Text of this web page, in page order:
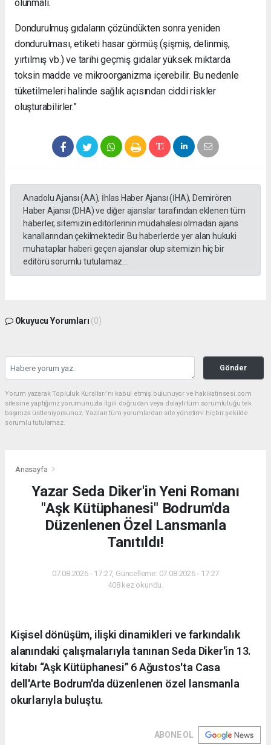
olunmalı.
Dondurulmuş gıdaların çözündükten sonra yeniden
dondurulması, etiketi hasar görmüş (şişmiş, delinmiş,
yırtılmış vb.) ve tarihi geçmiş gıdalar yüksek miktarda
toksin madde ve mikroorganizma içerebilir. Bu nedenle
tüketilmeleri halinde sağlık açısından ciddi riskler
oluşturabilirler.”
Anadolu Ajansı (AA), İhlas Haber Ajansı (İHA), Demirören
Haber Ajansı (DHA) ve diğer ajanslar tarafından eklenen tüm
haberler, sitemizin editörlerinin müdahalesi olmadan ajans
kanallarından çekilmektedir. Bu haberlerde yer alan hukuki
muhataplar haberi geçen ajanslar olup sitemizin hiç bir
editörü sorumlu tutulamaz...
Okuyucu Yorumları (0)
Gönder
Yorum yazarak Topluluk Kuralları’nı kabul etmiş bulunuyor ve hakikatinsesi.com
sitesine yaptığınız yorumunuzla ilgili doğrudan veya dolaylı tüm sorumluluğu tek
başınıza üstleniyorsunuz. Yazılan tüm yorumlardan site yönetimi hiçbir şekilde
sorumlu tutulamaz.
Anasayfa
Yazar Seda Diker'in Yeni Romanı
"Aşk Kütüphanesi" Bodrum'da
Düzenlenen Özel Lansmanla
Tanıtıldı!
07.08.2026 - 17:27, Güncelleme: 07.08.2026 - 17:27
408 kez okundu.
Kişisel dönüşüm, ilişki dinamikleri ve farkındalık
alanındaki çalışmalarıyla tanınan Seda Diker'in 13.
kitabı “Aşk Kütüphanesi” 6 Ağustos'ta Casa
dell'Arte Bodrum'da düzenlenen özel lansmanla
okurlarıyla buluştu.
ABONE OL